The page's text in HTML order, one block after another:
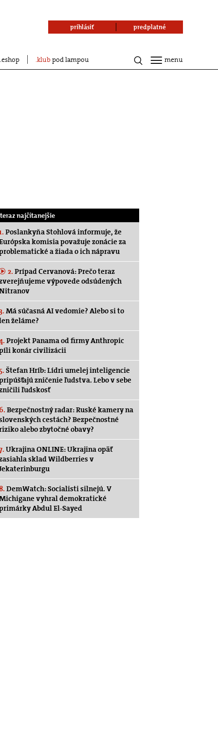
eshop klubpod lampou
prihlásiť predplatné
menu
najčítanejšie
Poslankyňa Stohlová informuje, že
komisia považuje zonácie za
a žiada o ich nápravu
2. Prípad Cervanová: Prečo teraz
výpovede odsúdených
Má súčasná AI vedomie? Alebo si to
želáme?
Projekt Panama od firmy Anthropic
konár civilizácii
Štefan Hríb: Lídri umelej inteligencie
zničenie ľudstva. Lebo v sebe
ľudskosť
Bezpečnostný radar: Ruské kamery na
cestách? Bezpečnostné
alebo zbytočné obavy?
Ukrajina ONLINE: Ukrajina opäť
sklad Wildberries v
DemWatch: Socialisti silnejú. V
vyhral demokratické
Abdul El-Sayed